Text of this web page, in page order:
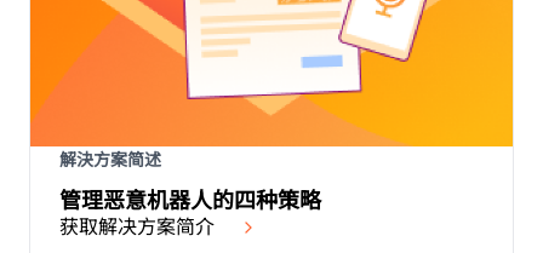
解決方案简述
管理恶意机器人的四种策略
获取解决方案简介